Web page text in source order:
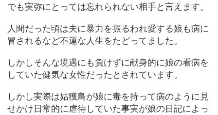
でも実弥にとっては忘れられない相手と言えます。
人間だった頃は夫に暴力を振るわれ愛する娘も病に
冒されるなど不運な人生をたどってました。
しかしそんな境遇にも負けずに献身的に娘の看病を
していた健気な女性だったとされています。
しかし実際は姑獲鳥が娘に毒を持って病のように見
せかけ日常的に虐待していた事実が娘の日記によっ